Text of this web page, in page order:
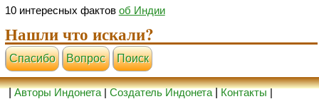
10 интересных фактов об Индии
Нашли что искали?
Cпасибо Вопрос Поиск
|Авторы Индонета|Создатель Индонета|Контакты|